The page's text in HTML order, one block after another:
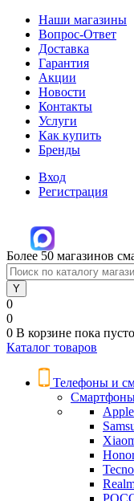
Наши магазины
Вопрос-Ответ
Доставка
Гарантия
Акции
Новости
Контакты
Услуги
Как купить
Бренды
Вход
Регистрация
Более 50 магазинов
0
0
0 В корзине пока пусто
Каталог товаров
Телефоны и
Apple
Tecno